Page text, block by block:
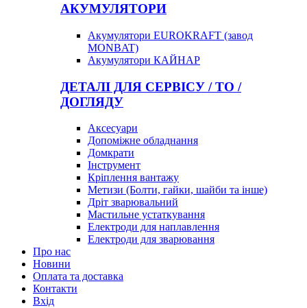
АКУМУЛЯТОРИ
Акумулятори EUROKRAFT (завод
MONBAT)
Акумулятори КАЙНАР
ДЕТАЛІ ДЛЯ СЕРВІСУ / ТО /
ДОГЛЯДУ
Аксесуари
Допоміжне обладнання
Домкрати
Інструмент
Кріплення вантажу
Метизи (Болти, гайки, шайби та інше)
Дріт зварювальний
Мастильне устаткування
Електроди для наплавлення
Електроди для зварювання
Про нас
Новини
Оплата та доставка
Контакти
Вхiд